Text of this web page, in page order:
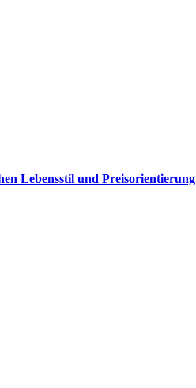
Lebensstil und Preisorientierung